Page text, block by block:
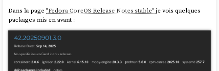
Dans la page"Fedora CoreOS Release Notes stable" je vois quelques
packages mis en avant :